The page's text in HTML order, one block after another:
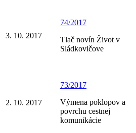
3. 10. 2017
74/2017
Tlač novín Život v
Sládkovičove
2. 10. 2017
73/2017
Výmena poklopov a
povrchu cestnej
komunikácie